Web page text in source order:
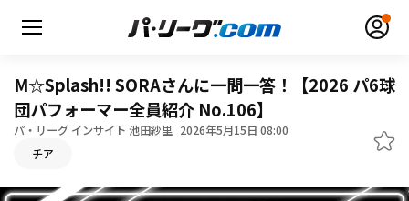
無料アカウント登録
M☆Splash!! SORAさんに一問一答！【2026 パ6球
団パフォーマー全員紹介 No.106】
パ・リーグ インサイト 池田紗里 2026年5月15日 08:00
チア